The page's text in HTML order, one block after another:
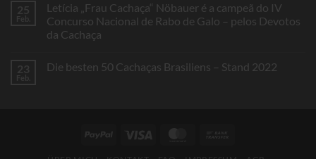
degustação
(e
da
Frau
Letícia
‘Frau
Cachaça’,
do
nosso
25
Feb.
Letícia „Frau Cachaça“ Nöbauer é a campeã do IV
Concurso Nacional de Rabo de Galo – pelos Devotos
da Cachaça
zu
23
Feb.
Die besten 50 Cachaças Brasiliens – Stand 2022
PayPal Visa MasterCard